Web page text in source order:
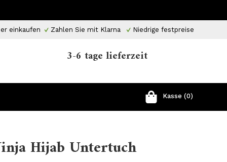
einkaufen Zahlen Sie mit Klarna Niedrige festpreise
3-6 tage lieferzeit
Kasse (0)
Hijab Untertuch